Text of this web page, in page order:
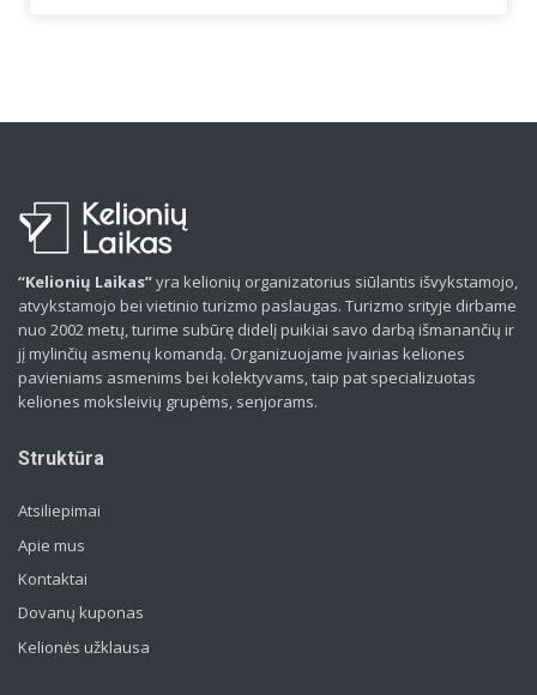
“Kelionių Laikas”yra kelionių organizatorius siūlantis išvykstamojo,
atvykstamojo bei vietinio turizmo paslaugas. Turizmo srityje dirbame
nuo 2002 metų, turime subūrę didelį puikiai savo darbą išmanančių ir
jį mylinčių asmenų komandą. Organizuojame įvairias keliones
pavieniams asmenims bei kolektyvams, taip pat specializuotas
keliones moksleivių grupėms, senjorams.
Struktūra
Atsiliepimai
Apie mus
Kontaktai
Dovanų kuponas
Kelionės užklausa